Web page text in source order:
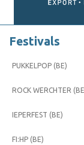
Festivals
PUKKELPOP (BE)
ROCK WERCHTER
IEPERFEST (BE)
FI:HP (BE)